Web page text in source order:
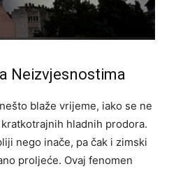
Neizvjesnostima
blaže vrijeme, iako se ne
hladnih prodora.
nego inače, pa čak i zimski
proljeće. Ovaj fenomen